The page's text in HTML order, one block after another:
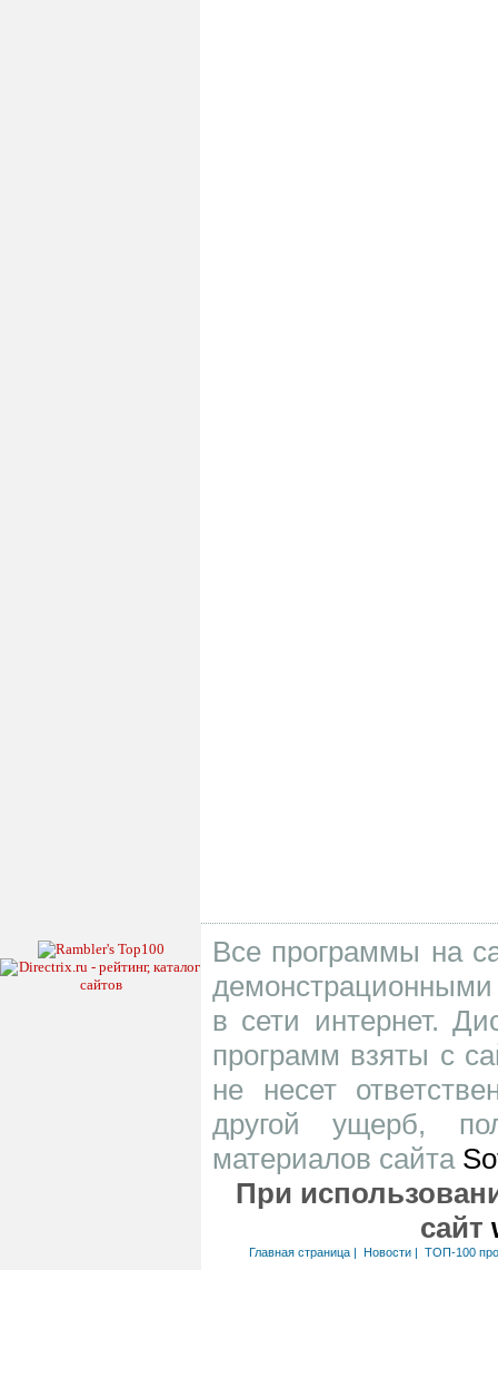
Все программы на
в сети интернет.
программ взяты с
не несет
другой ущерб,
материалов сайта
При
сайт
Главная страница| Новости| ТОП-100